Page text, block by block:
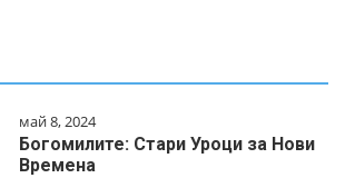
май 8, 2024
Богомилите: Стари Уроци за Нови
Времена